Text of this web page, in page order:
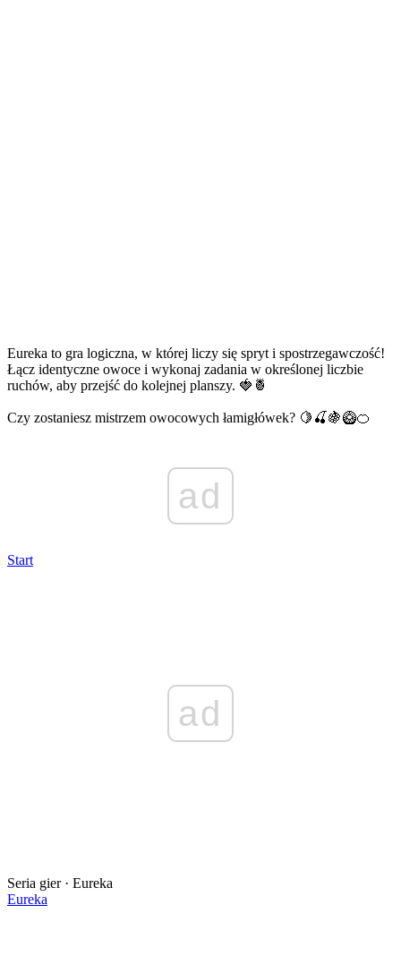
Eureka to gra logiczna, w której liczy się spryt i spostrzegawczość!
Łącz identyczne owoce i wykonaj zadania w określonej liczbie
ruchów, aby przejść do kolejnej planszy. 🍓🍍
Czy zostaniesz mistrzem owocowych łamigłówek? 🍋🍒🍇🥝🍊
ad
Start
ad
Seria gier · Eureka
Eureka